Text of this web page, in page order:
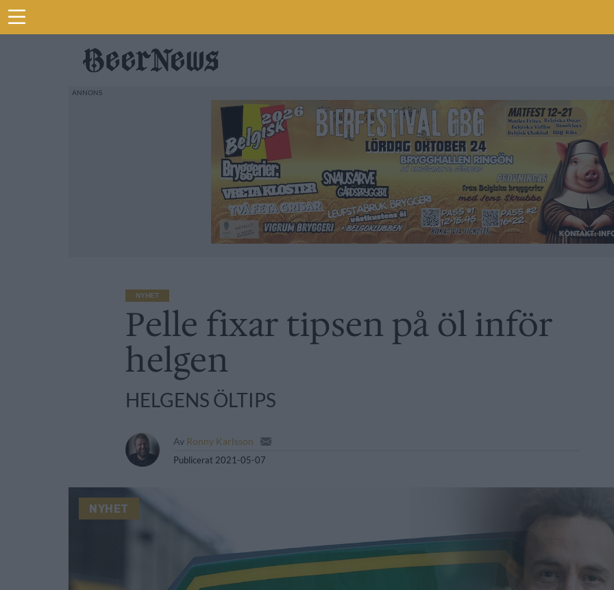
NYHET
Pelle fixar tipsen på öl inför
helgen
HELGENS ÖLTIPS
Av Ronny Karlsson
Publicerat 2021-05-07
NYHET